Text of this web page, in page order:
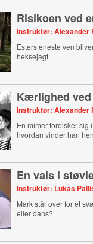
Risikoen ved
Instruktør: Alexander
Esters eneste ven
heksejagt.
Kærlighed
Instruktør: Alexander
En mimer forelsker sig
hvordan vinder han
En vals i
Instruktør: Lukas
Mark står over for et
eller dans?